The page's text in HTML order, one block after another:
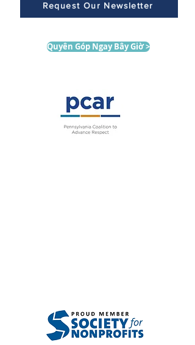
Request Our Newsletter
Quyên Góp Ngay Bây Giờ >